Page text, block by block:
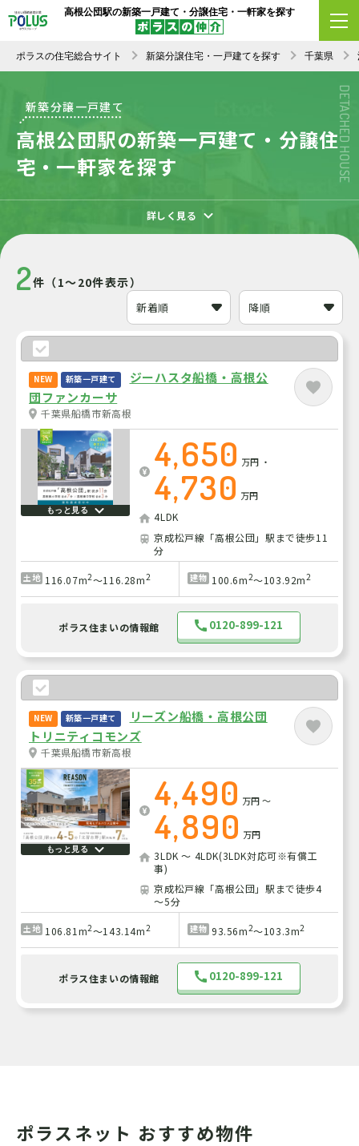
高根公団駅の新築一戸建て・分譲住宅・一軒家を探す
ポラスの住宅総合サイト 新築分譲住宅・一戸建てを探す 千葉県
DETACHED HOUSE
新築分譲一戸建て
高根公団駅の新築一戸建て・分譲住
宅・一軒家を探す
詳しく見る
2件（1～20件表示）
NEW 新築一戸建て
ジーハスタ船橋・高根公
団ファンカーサ
千葉県船橋市新高根
もっと見る
4,650 万円 ・
4,730 万円
4LDK
京成松戸線「高根公団」駅まで徒歩11
分
土地 116.07m2～116.28m2 建物 100.6m2～103.92m2
ポラス住まいの情報館 0120-899-121
NEW 新築一戸建て
リーズン船橋・高根公団
トリニティコモンズ
千葉県船橋市新高根
もっと見る
4,490 万円～
4,890 万円
3LDK ～ 4LDK(3LDK対応可※有償工
事)
京成松戸線「高根公団」駅まで徒歩4
～5分
土地 106.81m2～143.14m2 建物 93.56m2～103.3m2
ポラス住まいの情報館 0120-899-121
エリア変更 条件変更
ポラスネット おすすめ物件